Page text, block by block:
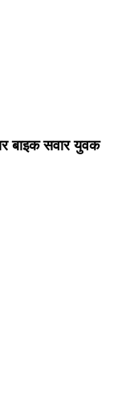
बाइक सवार युवक